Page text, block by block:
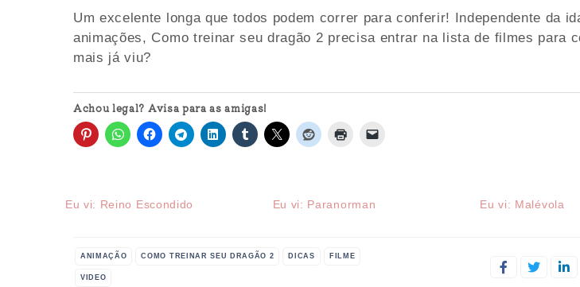
Um excelente longa que todos podem correr para conferir! Independente da
animações, Como treinar seu dragão 2 precisa entrar na lista de filmes para
mais já viu?
Achou legal? Avisa para as amigas!
Eu vi: Reino Escondido Eu vi: Paranorman Eu vi: Malévola
ANIMAÇÃO COMO TREINAR SEU DRAGÃO 2 DICAS FILME
VIDEO